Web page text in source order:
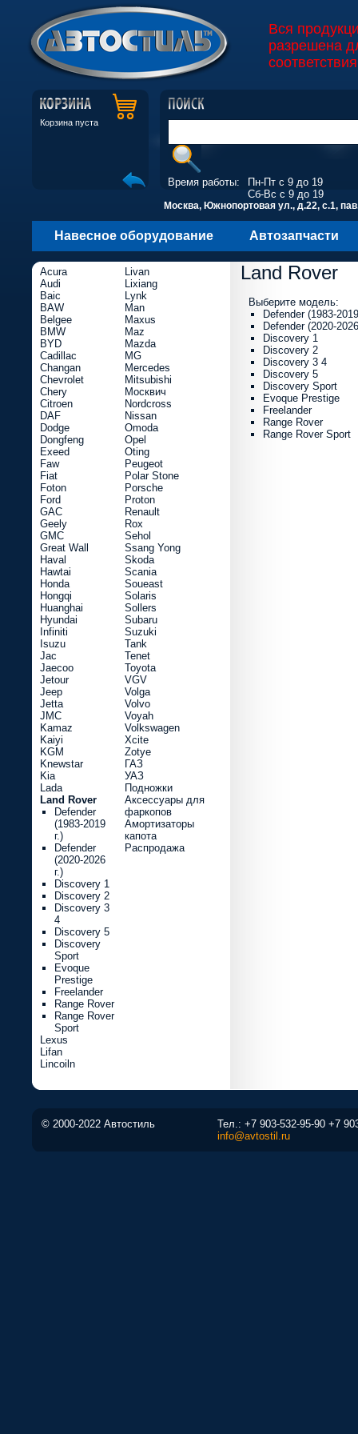
Вся
разрешена
Корзина пуста
Время работы:
Пн-Пт с 9 до 19
Сб-Вс с 9 до 19
Москва, Южнопортовая ул., д.22, с.1,
Навесное оборудование Автозапчасти
Land Rover
Выберите модель:
Defender (1983-
Defender (2020-
Discovery 1
Discovery 2
Discovery 3 4
Discovery 5
Discovery Sport
Evoque Prestige
Freelander
Range Rover
Range Rover Sport
Acura
Audi
Baic
BAW
Belgee
BMW
BYD
Cadillac
Changan
Chevrolet
Chery
Citroen
DAF
Dodge
Dongfeng
Exeed
Faw
Fiat
Foton
Ford
GAC
Geely
GMC
Great Wall
Haval
Hawtai
Honda
Hongqi
Huanghai
Hyundai
Infiniti
Isuzu
Jac
Jaecoo
Jetour
Jeep
Jetta
JMC
Kamaz
Kaiyi
KGM
Knewstar
Kia
Lada
Land Rover
Defender
(1983-2019
г.)
Defender
(2020-2026
г.)
Discovery 1
Discovery 2
Discovery 3
4
Discovery 5
Discovery
Sport
Evoque
Prestige
Freelander
Range Rover
Range Rover
Sport
Lexus
Lifan
Lincoiln
Livan
Lixiang
Lynk
Man
Maxus
Maz
Mazda
MG
Mercedes
Mitsubishi
Москвич
Nordcross
Nissan
Omoda
Opel
Oting
Peugeot
Polar Stone
Porsche
Proton
Renault
Rox
Sehol
Ssang Yong
Skoda
Scania
Soueast
Solaris
Sollers
Subaru
Suzuki
Tank
Tenet
Toyota
VGV
Volga
Volvo
Voyah
Volkswagen
Xcite
Zotye
ГАЗ
УАЗ
Подножки
Аксессуары для
фаркопов
Амортизаторы
капота
Распродажа
© 2000-2022 Автостиль Тел.: +7 903-532-95-90 +7
info@avtostil.ru